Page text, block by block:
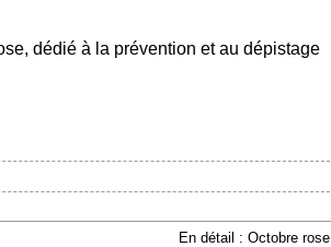
dédié à la prévention et au dépistage
En détail : Octobre rose